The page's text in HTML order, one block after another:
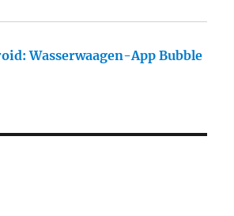
Wasserwaagen-App Bubble